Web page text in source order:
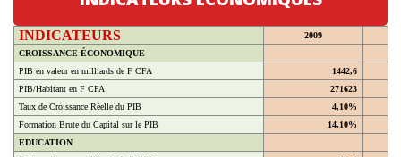
INDICATEURS
2009
CROISSANCE ÉCONOMIQUE
PIB en valeur en milliards de F CFA
1442,6
PIB/Habitant en F CFA
271623
Taux de Croissance Réelle du PIB
4,10%
Formation Brute du Capital sur le PIB
14,10%
EDUCATION
Balance Com. en milliards de F CFA
-296,8